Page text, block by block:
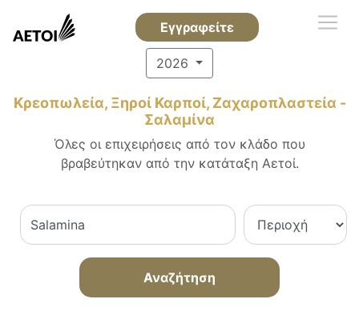
Εγγραφείτε
2026
Κρεοπωλεία, Ξηροί Καρποί, Ζαχαροπλαστεία -
Σαλαμίνα
Όλες οι επιχειρήσεις από τον κλάδο που
βραβεύτηκαν από την κατάταξη Αετοί.
Αναζήτηση